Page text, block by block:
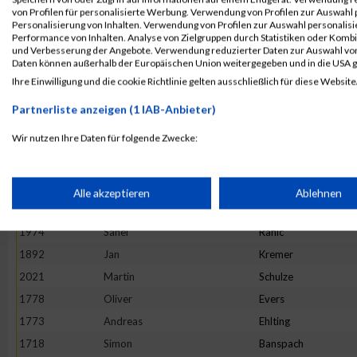
2078
Christian Wagner
1906
Dominik Laux
1728
Marcel Beilstein
1810
Christoph Goedtel
1729
Jan
Markus
1991
Martin Robrecht
1974
Sanel Rahic
1892
Jan Kremer
2021
Martin Schulze
1778
Oliver Evers
1773
Andreas Ehlting
1718
Simon Banspach
von Profilen für personalisierte Werbung. Verwendung von Profilen zur
Personalisierung von Inhalten. Verwendung von Profilen zur Auswahl
Performance von Inhalten. Analyse von Zielgruppen durch Statistiken oder
und Verbesserung der Angebote. Verwendung reduzierter Daten zur Auswahl
Daten können außerhalb der Europäischen Union weitergegeben und in die USA
Ihre Einwilligung und die cookie Richtlinie gelten ausschließlich für diese
Partnerliste anzeigen (1 IAB-Anbieter)
Wir nutzen Ihre Daten für folgende Zwecke:
Speichern von oder Zugriff auf Informationen auf einem
Verwendung reduzierter Daten zur Auswahl von Werbeanzeigen
Verwendung von Profilen zur Auswahl personalisierter Werbung
Alle akzeptieren Ablehnen